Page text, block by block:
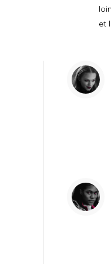
et